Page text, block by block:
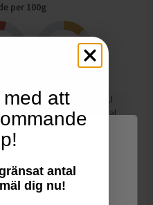
per 100g
kJ
143
kcal
mäta sajtens
använder vi
att
antal
dig nu!